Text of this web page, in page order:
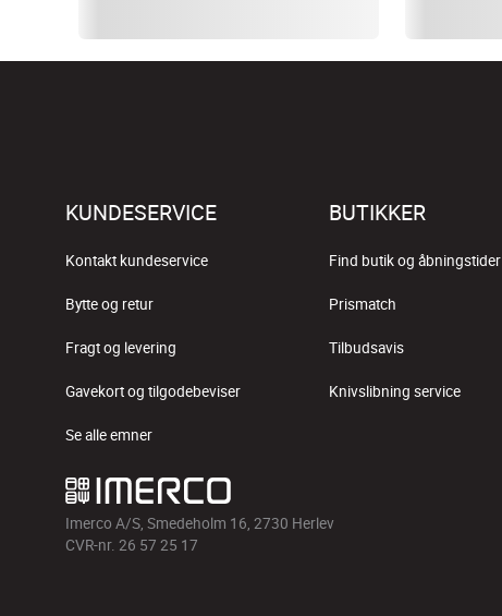
KUNDESERVICE
Kontakt kundeservice
Bytte og retur
Fragt og levering
Gavekort og tilgodebeviser
Se alle emner
BUTIKKER
Find butik og åbningstider
Prismatch
Tilbudsavis
Knivslibning service
Imerco A/S, Smedeholm 16, 2730 Herlev
CVR-nr. 26 57 25 17